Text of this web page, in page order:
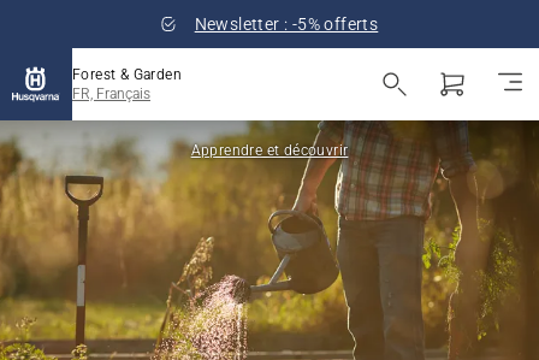
Newsletter : -5% offerts
Forest & Garden
FR, Français
Apprendre et découvrir